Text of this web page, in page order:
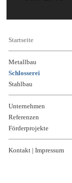
Startseite
Metallbau
Schlosserei
Stahlbau
Unternehmen
Referenzen
Förderprojekte
Kontakt | Impressum